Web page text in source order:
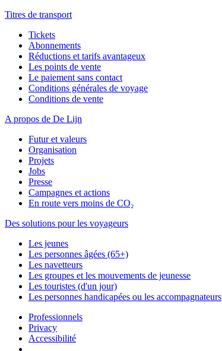
Titres de transport
Tickets
Abonnements
Réductions et tarifs avantageux
Les points de vente
Le paiement sans contact
Conditions générales de voyage
Conditions de vente
A propos de De Lijn
Futur et valeurs
Organisation
Projets
Jobs
Presse
Campagnes et actions
En route vers moins de CO₂
Des solutions pour les voyageurs
Les jeunes
Les personnes âgées (65+)
Les navetteurs
Les groupes et les mouvements de jeunesse
Les touristes (d'un jour)
Les personnes handicapées ou les accompagnateurs
Professionnels
Privacy
Accessibilité